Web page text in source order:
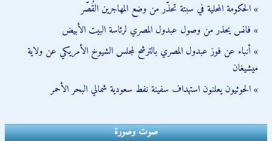
» الحكومة المحلية في سبتة تحذّر من وضع المهاجرين القُصّر
» فانس يحذر من وصول عبدول المصري لرئاسة البيت الأبيض
» أنباء عن فوز عبدول المصري بالترشح لمجلس الشيوخ الأمريكي عن ولاية
ميشيغان
» الحوثيون يعلنون استهداف سفينة نفط سعودية شمالي البحر الأحمر
صوت وصورة